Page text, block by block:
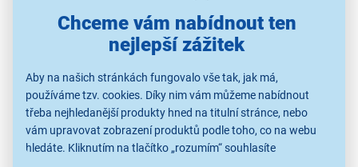
Chceme vám nabídnout ten
nejlepší zážitek
Aby na našich stránkách fungovalo vše tak, jak má,
používáme tzv. cookies. Díky nim vám můžeme nabídnout
třeba nejhledanější produkty hned na titulní stránce, nebo
vám upravovat zobrazení produktů podle toho, co na webu
hledáte. Kliknutím na tlačítko „rozumím“ souhlasíte
QLED televize TCL 43S5K
43" obrazovka s QLED panelem